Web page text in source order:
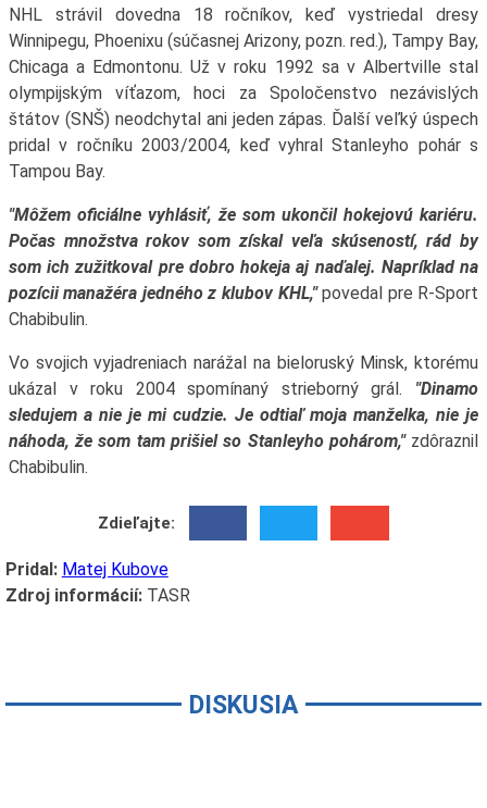
NHL strávil dovedna 18 ročníkov, keď vystriedal dresy
Winnipegu, Phoenixu (súčasnej Arizony, pozn. red.), Tampy Bay,
Chicaga a Edmontonu. Už v roku 1992 sa v Albertville stal
olympijským víťazom, hoci za Spoločenstvo nezávislých
štátov (SNŠ) neodchytal ani jeden zápas. Ďalší veľký úspech
pridal v ročníku 2003/2004, keď vyhral Stanleyho pohár s
Tampou Bay.
"Môžem oficiálne vyhlásiť, že som ukončil hokejovú kariéru.
Počas množstva rokov som získal veľa skúseností, rád by
som ich zužitkoval pre dobro hokeja aj naďalej. Napríklad na
pozícii manažéra jedného z klubov KHL,"povedal pre R-Sport
Chabibulin.
Vo svojich vyjadreniach narážal na bieloruský Minsk, ktorému
ukázal v roku 2004 spomínaný strieborný grál. "Dinamo
sledujem a nie je mi cudzie. Je odtiaľ moja manželka, nie je
náhoda, že som tam prišiel so Stanleyho pohárom,"zdôraznil
Chabibulin.
Zdieľajte:
Pridal: Matej Kubove
Zdroj informácií:TASR
DISKUSIA